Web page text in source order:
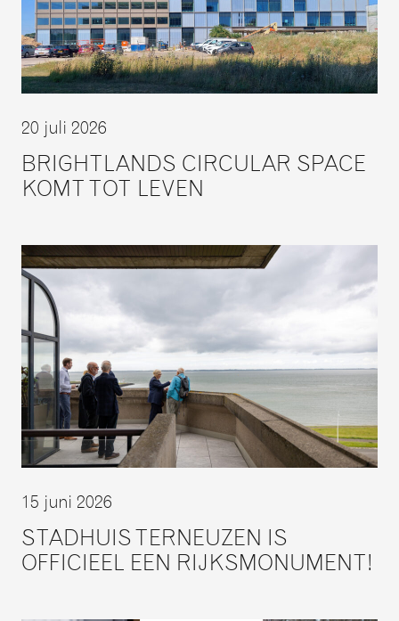
20 juli 2026
BRIGHTLANDS CIRCULAR SPACE
KOMT TOT LEVEN
15 juni 2026
STADHUIS TERNEUZEN IS
OFFICIEEL EEN RIJKSMONUMENT!